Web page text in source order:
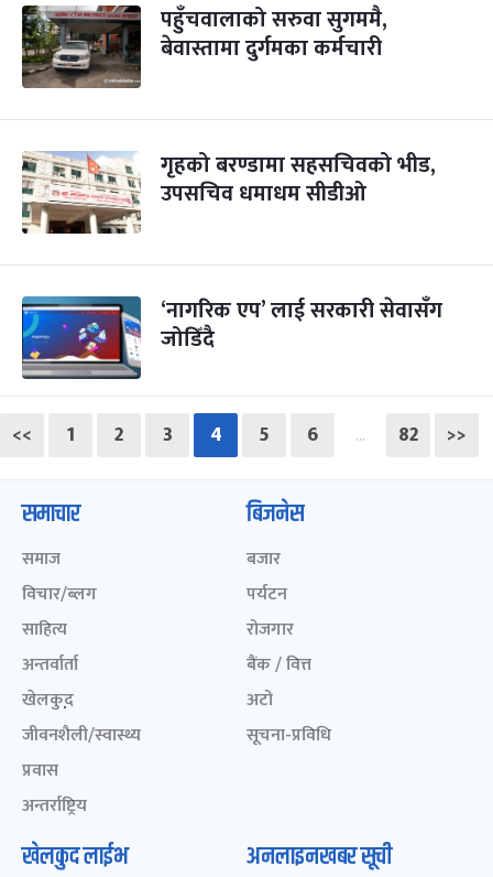
पहुँचवालाको सरुवा सुगममै,
बेवास्तामा दुर्गमका कर्मचारी
गृहको बरण्डामा सहसचिवको भीड,
उपसचिव धमाधम सीडीओ
‘नागरिक एप’ लाई सरकारी सेवासँग
जोडिँदै
<< 1 2 3 4 5 6 … 82 >>
समाचार
समाज
विचार/ब्लग
साहित्य
अन्तर्वार्ता
खेलकुद़़
जीवनशैली/स्वास्थ्य
प्रवास
अन्तर्राष्ट्रिय
बिजनेस
बजार
पर्यटन
रोजगार
बैंक / वित्त
अटो
सूचना-प्रविधि
खेलकुद लाईभ अनलाइनखबर सूची